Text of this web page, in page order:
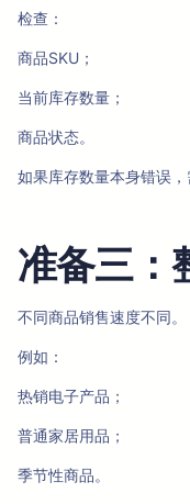
检查：
商品SKU；
当前库存数量；
商品状态。
如果库存数量本身错误，
准备三：
不同商品销售速度不同。
例如：
热销电子产品；
普通家居用品；
季节性商品。